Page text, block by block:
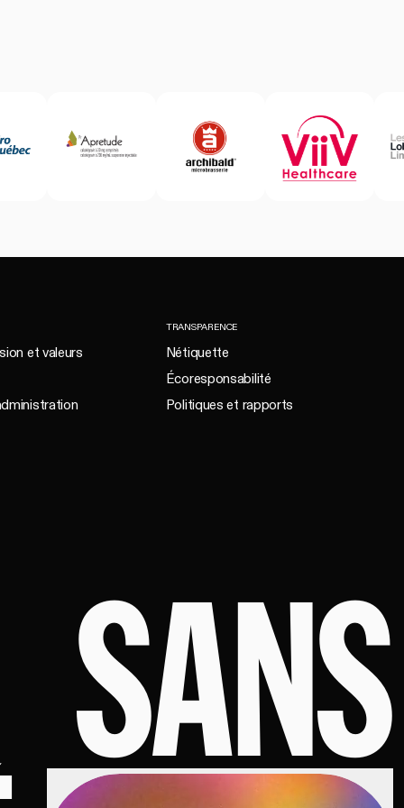
et valeurs
TRANSPARENCE
Nétiquette
Écoresponsabilité
Politiques et rapports
SANS